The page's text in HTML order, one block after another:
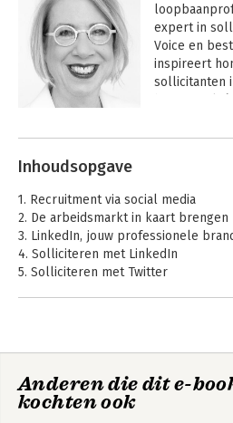
expert in
Voice en
inspireert
sollicitanten
direct
Andere boeken
werkgeluk
Inhoudsopgave
1. Recruitment via social media
2. De arbeidsmarkt in kaart brengen
3. LinkedIn, jouw professionele
4. Solliciteren met LinkedIn
5. Solliciteren met Twitter
Verklarende woordenlijst
Woordenlijst Engels/Nederlands
Anderen die dit e-
kochten ook